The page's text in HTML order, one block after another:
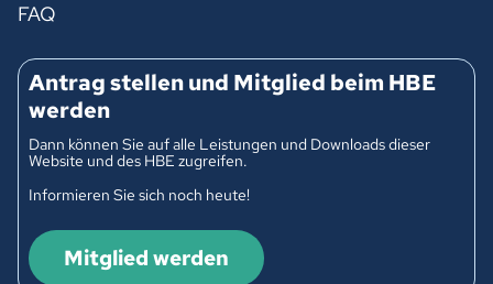
FAQ
Antrag stellen und Mitglied beim HBE
werden
Dann können Sie auf alle Leistungen und Downloads dieser
Website und des HBE zugreifen.
Informieren Sie sich noch heute!
Mitglied werden